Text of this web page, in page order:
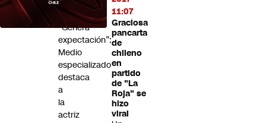
Deportes
Programas completos
CNN tiempo
11:07
Graciosa
pancarta
de
chileno
en
partido
de "La
Roja" se
hizo
viral
“Genera
expectación”:
Medio
especializado
destaca
a
la
actriz